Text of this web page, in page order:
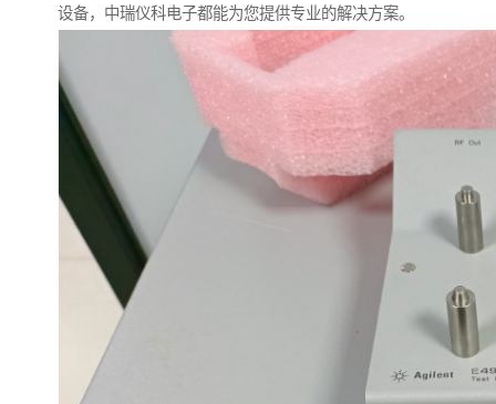
设备，中瑞仪科电子都能为您提供专业的解决方案。